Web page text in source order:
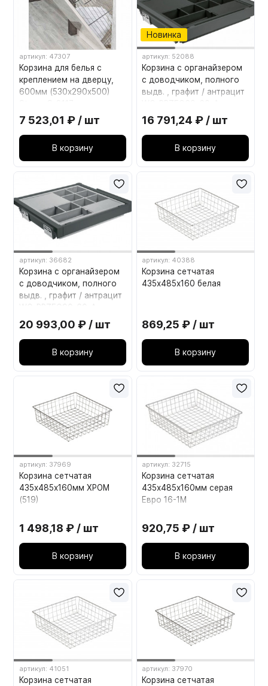
артикул: 47307
Корзина для белья с
креплением на дверцу,
600мм (530х290х500)
7 523,01 ₽ / шт
В корзину
Новинка
артикул: 52088
Корзина с органайзером
с доводчиком, полного
выдв. , графит / антрацит
16 791,24 ₽ / шт
В корзину
артикул: 36682
Корзина с органайзером
с доводчиком, полного
выдв. , графит / антрацит
20 993,00 ₽ / шт
В корзину
артикул: 40388
Корзина сетчатая
435х485х160 белая
869,25 ₽ / шт
В корзину
артикул: 37969
Корзина сетчатая
435х485х160мм ХРОМ
(519)
1 498,18 ₽ / шт
В корзину
артикул: 32715
Корзина сетчатая
435х485х160мм серая
Евро 16-1М
920,75 ₽ / шт
В корзину
артикул: 41051
Корзина сетчатая
артикул: 37970
Корзина сетчатая